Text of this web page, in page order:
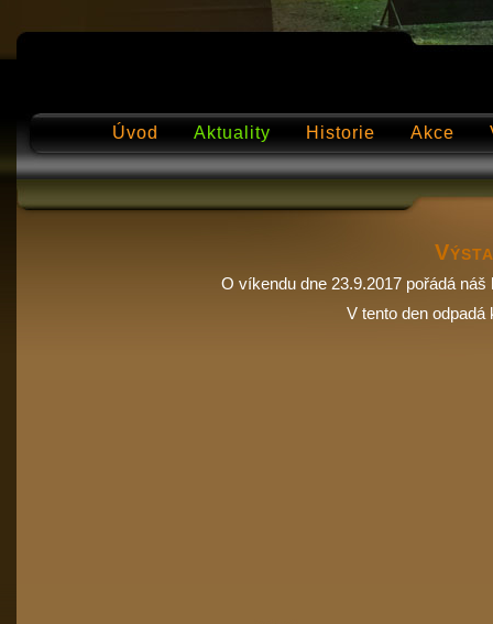
Úvod Aktuality Historie Akce
O víkendu dne 23.9.2017 pořádá
V tento den